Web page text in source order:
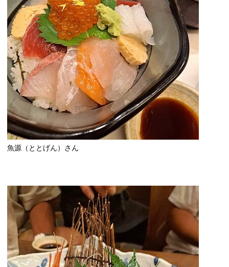
魚源（ととげん）さん